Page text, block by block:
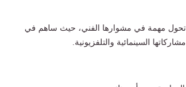
تحول مهمة في مشوارها الفني، حيث ساهم في
السينمائية والتلفزيونية.